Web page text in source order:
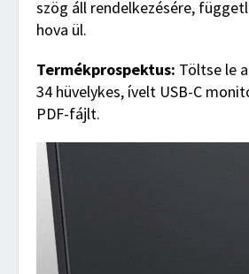
szög áll rendelkezésére,
hova ül.
Termékprospektus: Töltse le
34 hüvelykes, ívelt USB-C
PDF-fájlt.